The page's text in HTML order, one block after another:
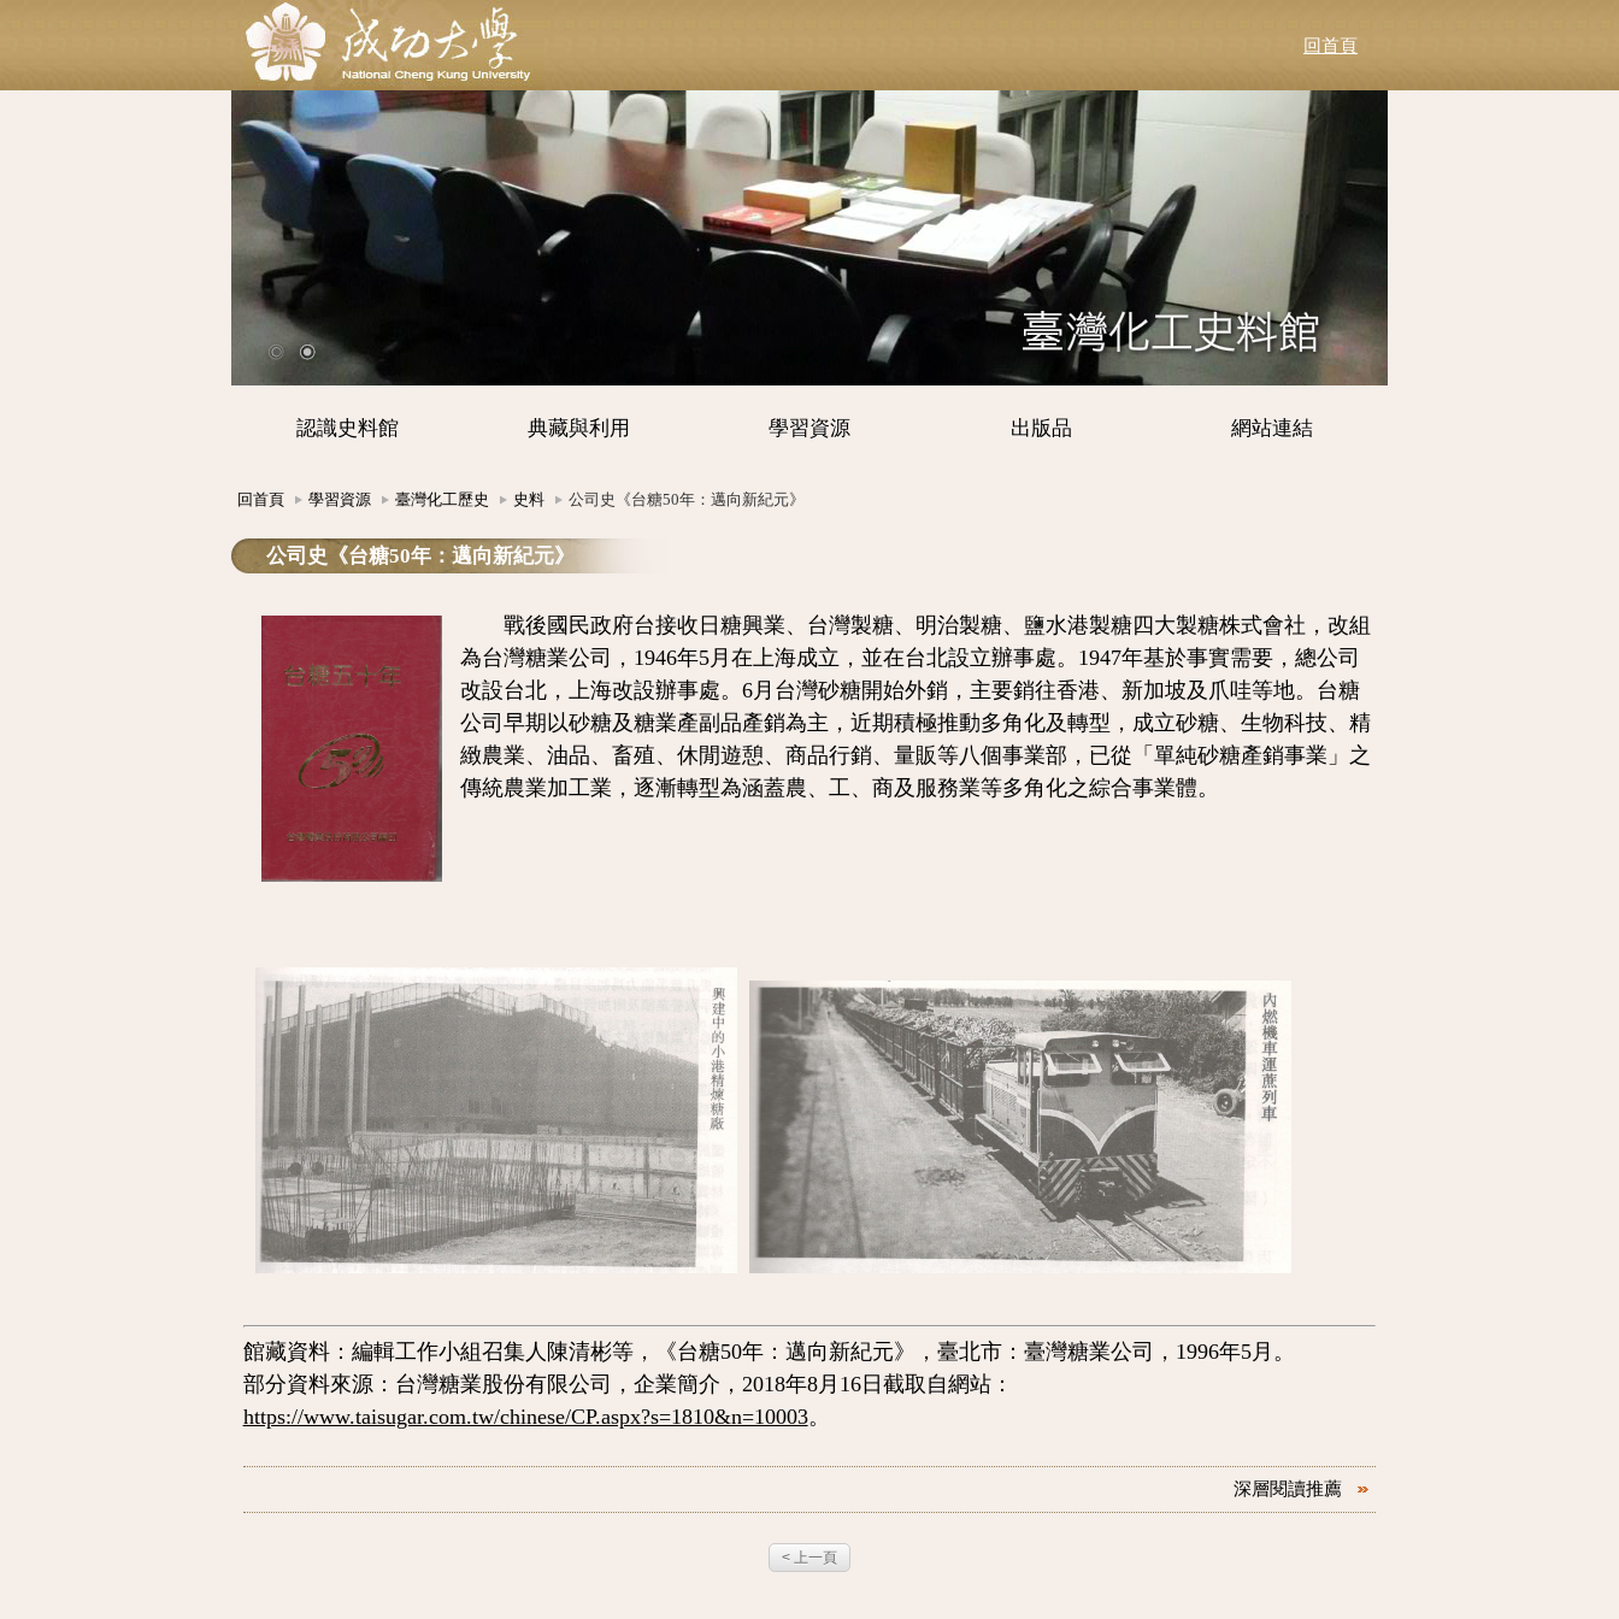
回首頁
認識史料館 典藏與利用 學習資源 出版品 網站連結
回首頁 學習資源 臺灣化工歷史 史料 公司史《台糖50年：邁向新紀元》
公司史《台糖50年：邁向新紀元》
戰後國民政府台接收日糖興業、台灣製糖、明治製糖、鹽水港製糖四大製糖株式會社，改組
為台灣糖業公司，1946年5月在上海成立，並在台北設立辦事處。1947年基於事實需要，總公司
改設台北，上海改設辦事處。6月台灣砂糖開始外銷，主要銷往香港、新加坡及爪哇等地。台糖
公司早期以砂糖及糖業產副品產銷為主，近期積極推動多角化及轉型，成立砂糖、生物科技、精
緻農業、油品、畜殖、休閒遊憩、商品行銷、量販等八個事業部，已從「單純砂糖產銷事業」之
傳統農業加工業，逐漸轉型為涵蓋農、工、商及服務業等多角化之綜合事業體。
館藏資料：編輯工作小組召集人陳清彬等，《台糖50年：邁向新紀元》，臺北市：臺灣糖業公司，1996年5月。
部分資料來源： 台灣糖業股份有限公司，企業簡介，2018年8月16日截取自網站：
https://www.taisugar.com.tw/chinese/CP.aspx?s=1810&n=10003。
深層閱讀推薦
< 上一頁